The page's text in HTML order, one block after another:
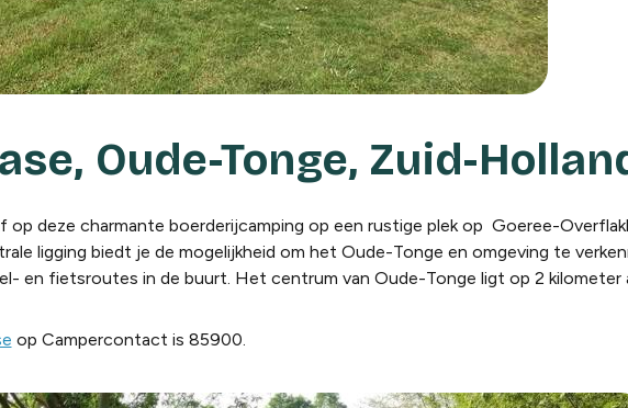
Oude-Tonge, Zuid-
op deze charmante boerderijcamping op een rustige plek op Goeree-
ligging biedt je de mogelijkheid om het Oude-Tonge en omgeving te
en fietsroutes in de buurt. Het centrum van Oude-Tonge ligt op 2 kilometer
op Campercontact is 85900.